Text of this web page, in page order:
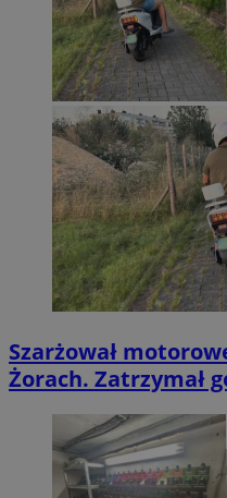
Szarżował
Żorach. Zatrzymał